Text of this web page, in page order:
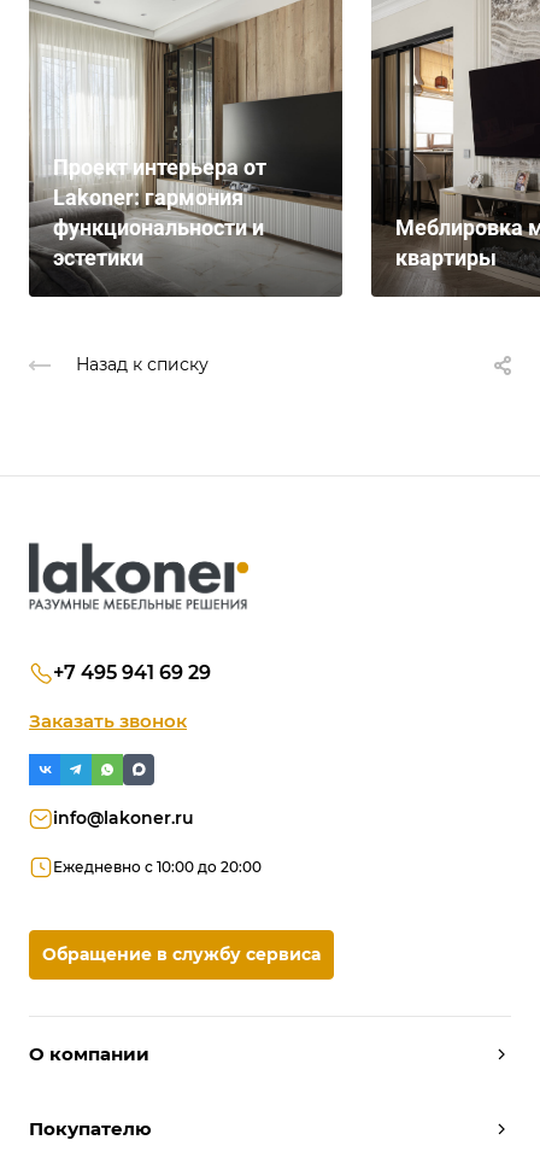
Проект интерьера от
Lakoner: гармония
функциональности и
эстетики
Меблировка
квартиры
Назад к списку
О компании
Условия работы
Покупателю
+7 495 941 69 29
Заказать звонок
info@lakoner.ru
Ежедневно с 10:00 до 20:00
Обращение в службу сервиса